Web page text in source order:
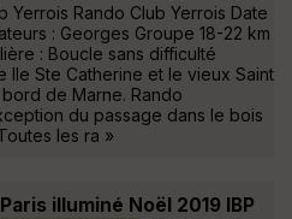
Yerrois Rando Club Yerrois Date
: Georges Groupe 18-22 km
: Boucle sans difficulté
Ile Ste Catherine et le vieux Saint
de Marne. Rando
du passage dans le bois
les ra »
illuminé Noël 2019 IBP